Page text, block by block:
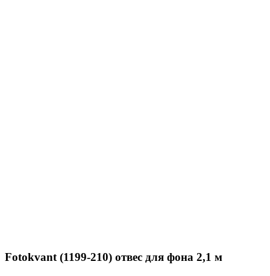
Fotokvant (1199-210) отвес для фона 2,1 м